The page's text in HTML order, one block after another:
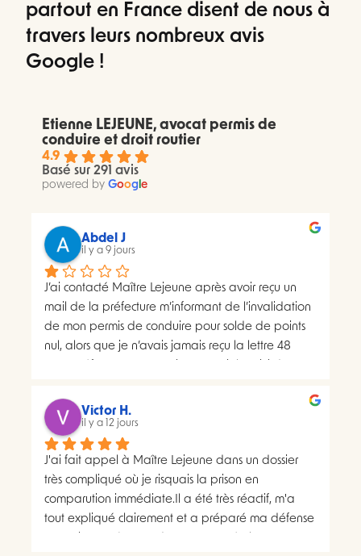
partout en France disent de nous à
travers leurs nombreux avis
Google !
Etienne LEJEUNE, avocat permis de
conduire et droit routier
4.9
Basé sur 291 avis
powered by Goog e
Abdel J
il y a 9 jours
J’ai contacté Maître Lejeune après avoir reçu un
mail de la préfecture m’informant de l’invalidation
de mon permis de conduire pour solde de points
nul, alors que je n’avais jamais reçu la lettre 48
distributions à deux dates différentes, ce qui me
semblait présenter une anomalie nécessitant une
analyse juridique.Après avoir consulté les
nombreux avis positifs concernant Maître Lejeune,
je lui ai envoyé par courriel l’intégralité de mon
dossier. Je lui ai également demandé, à plusieurs
reprises, de m’indiquer clairement le montant de
Victor H.
il y a 12 jours
J'ai fait appel à Maître Lejeune dans un dossier
très compliqué où je risquais la prison en
comparution immédiate.Il a été très réactif, m'a
tout expliqué clairement et a préparé ma défense